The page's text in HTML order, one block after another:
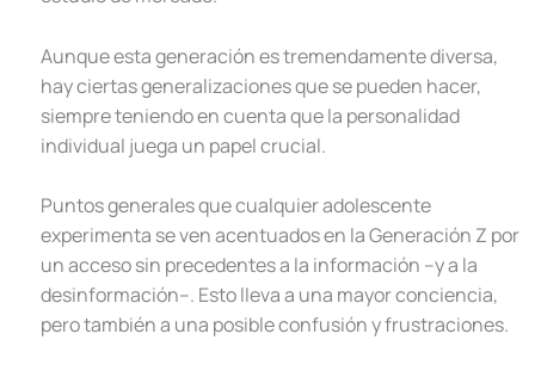
Aunque esta generación es tremendamente diversa,
hay ciertas generalizaciones que se pueden hacer,
siempre teniendo en cuenta que la personalidad
individual juega un papel crucial.
Puntos generales que cualquier adolescente
experimenta se ven acentuados en la Generación Z por
un acceso sin precedentes a la información –y a la
desinformación–. Esto lleva a una mayor conciencia,
pero también a una posible confusión y frustraciones.